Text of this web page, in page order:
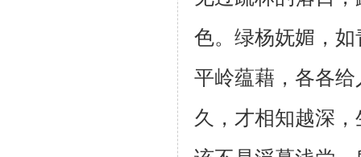
色。绿杨妩媚，
平岭蕴藉，各各
久，才相知越深